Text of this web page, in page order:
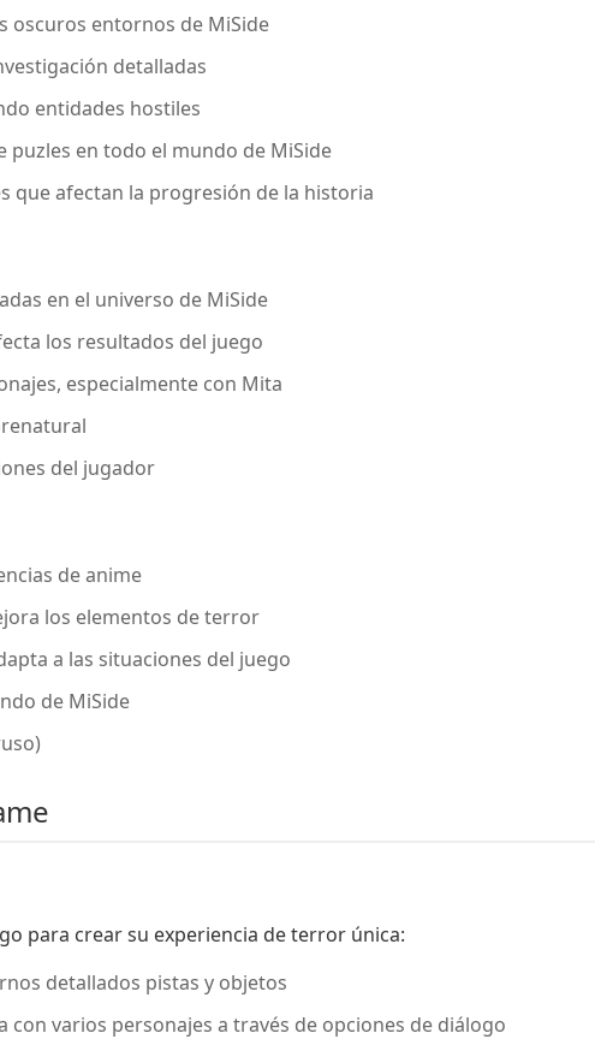
oscuros entornos de MiSide
detalladas
entidades hostiles
puzles en todo el mundo de MiSide
que afectan la progresión de la historia
en el universo de MiSide
los resultados del juego
especialmente con Mita
del jugador
de anime
los elementos de terror
a las situaciones del juego
de MiSide
para crear su experiencia de terror única:
detallados pistas y objetos
varios personajes a través de opciones de diálogo